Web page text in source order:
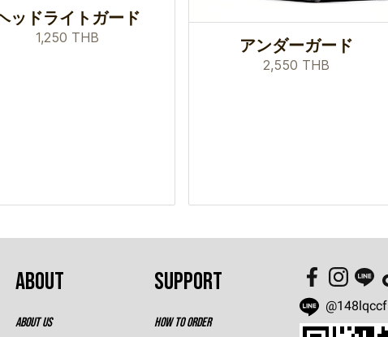
ッドライトガード
1,250 THB アンダーガード
2,550 THB
ABOUT
ABOUT US
SUPPORT
HOW TO ORDER
@148lqccf